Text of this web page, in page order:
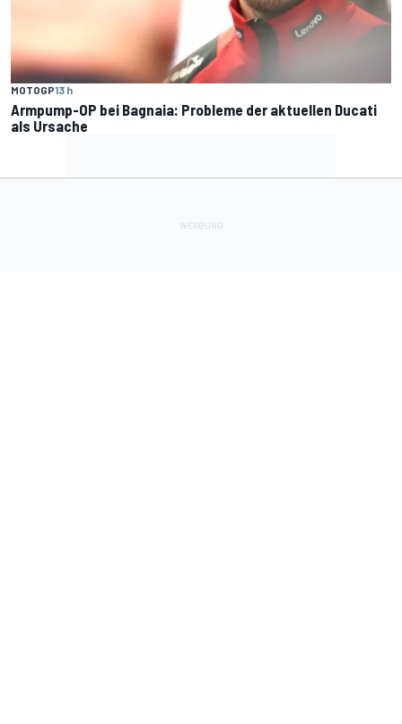
MOTOGP13 h
Armpump-OP bei Bagnaia: Probleme der aktuellen Ducati
als Ursache